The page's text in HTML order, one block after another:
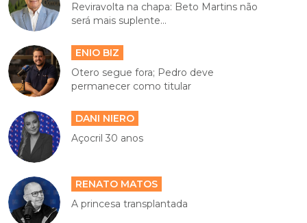
Reviravolta na chapa: Beto Martins não
será mais suplente...
ENIO BIZ
Otero segue fora; Pedro deve
permanecer como titular
DANI NIERO
Açocril 30 anos
RENATO MATOS
A princesa transplantada